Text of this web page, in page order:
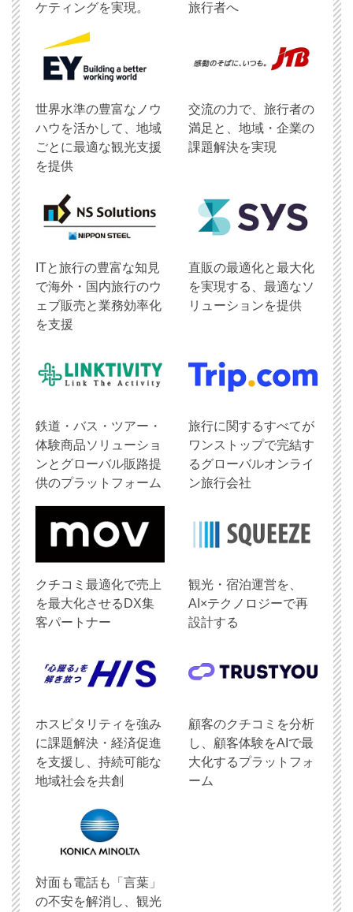
ケティングを実現。 旅行者へ
世界水準の豊富なノウ
ハウを活かして、地域
ごとに最適な観光支援
を提供
交流の力で、旅行者の
満足と、地域・企業の
課題解決を実現
ITと旅行の豊富な知見
で海外・国内旅行のウ
ェブ販売と業務効率化
を支援
直販の最適化と最大化
を実現する、最適なソ
リューションを提供
鉄道・バス・ツアー・
体験商品ソリューショ
ンとグローバル販路提
供のプラットフォーム
旅行に関するすべてが
ワンストップで完結す
るグローバルオンライ
ン旅行会社
クチコミ最適化で売上
を最大化させるDX集
客パートナー
観光・宿泊運営を、
AI×テクノロジーで再
設計する
ホスピタリティを強み
に課題解決・経済促進
を支援し、持続可能な
地域社会を共創
顧客のクチコミを分析
し、顧客体験をAIで最
大化するプラットフォ
ーム
対面も電話も「言葉」
の不安を解消し、観光